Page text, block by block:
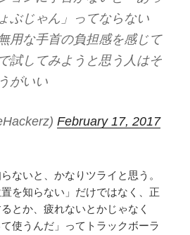
ぶじゃん」ってならない
用な手首の負担感を感じて
試してみようと思う人はそ
がいい
February 17, 2017
ないと、かなりツライと思う。
を知らない」だけではなく、正
とか、疲れないとかじゃなく
使うんだ」ってトラックボーラ